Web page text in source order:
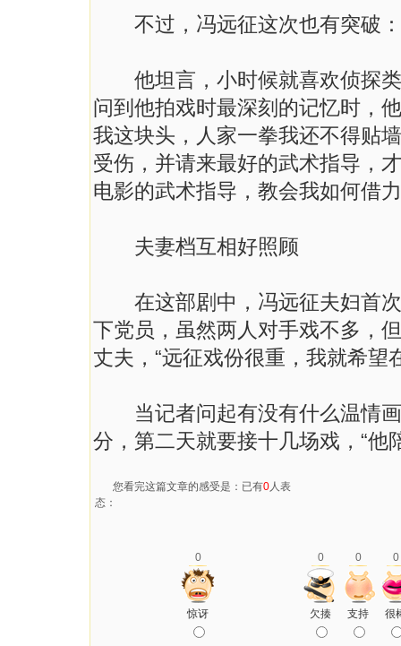
不过，冯远征这次也有突破：
他坦言，小时候就喜欢侦探类
问到他拍戏时最深刻的记忆时，
我这块头，人家一拳我还不得贴
受伤，并请来最好的武术指导，
电影的武术指导，教会我如何借
夫妻档互相好照顾
在这部剧中，冯远征夫妇首次
下党员，虽然两人对手戏不多，
丈夫，“远征戏份很重，我就希望
当记者问起有没有什么温情画
分，第二天就要接十几场戏，“他
您看完这篇文章的感受是：已有0人表
态：
0 0 0 0
惊讶 欠揍 支持 很